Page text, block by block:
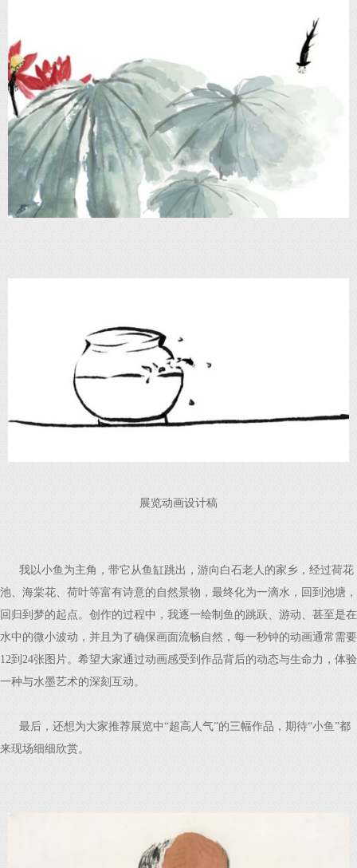
展览动画设计稿
我以小鱼为主角，带它从鱼缸跳出，游向白石老人的家乡，经过荷花
池、海棠花、荷叶等富有诗意的自然景物，最终化为一滴水，回到池塘，
回归到梦的起点。创作的过程中，我逐一绘制鱼的跳跃、游动、甚至是在
水中的微小波动，并且为了确保画面流畅自然，每一秒钟的动画通常需要
12到24张图片。希望大家通过动画感受到作品背后的动态与生命力，体验
一种与水墨艺术的深刻互动。
最后，还想为大家推荐展览中“超高人气”的三幅作品，期待“小鱼”都
来现场细细欣赏。